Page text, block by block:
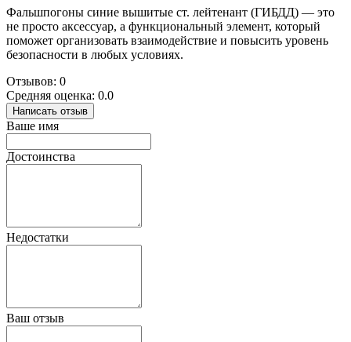
Фальшпогоны синие вышитые ст. лейтенант (ГИБДД) — это
не просто аксессуар, а функциональный элемент, который
поможет организовать взаимодействие и повысить уровень
безопасности в любых условиях.
Отзывов: 0
Средняя оценка: 0.0
Написать отзыв
Ваше имя
Достоинства
Недостатки
Ваш отзыв